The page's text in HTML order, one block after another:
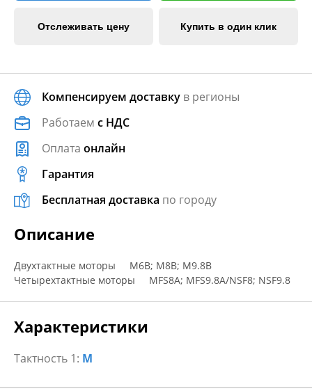
Отслеживать цену Купить в один клик
Компенсируем доставку в регионы
Работаем с НДС
Оплата онлайн
Гарантия
Бесплатная доставка по городу
Описание
Двухтактные моторы M6B; M8B; M9.8B
Четырехтактные моторы MFS8A; MFS9.8A/NSF8; NSF9.8
Характеристики
Тактность 1: M